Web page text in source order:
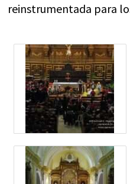
reinstrumentada para